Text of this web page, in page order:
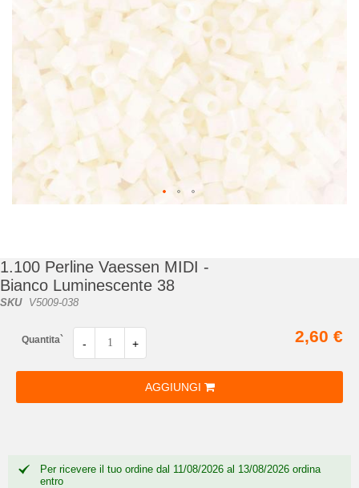
galleria
di
immagini
1.100 Perline Vaessen MIDI -
Bianco Luminescente 38
SKU V5009-038
Quantita` - +
AGGIUNGI
2,60 €
Per ricevere il tuo ordine dal 11/08/2026 al 13/08/2026 ordina
entro